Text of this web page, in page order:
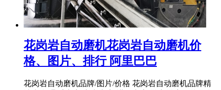
花岗岩自动磨机花岗岩自动磨机价
格、图片、排行 阿里巴巴
花岗岩自动磨机品牌/图片/价格 花岗岩自动磨机品牌精